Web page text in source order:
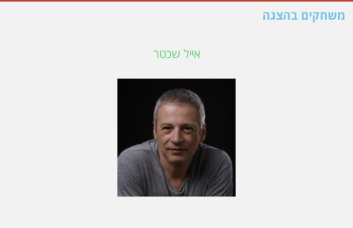
משחקים בהצגה
אייל שכטר